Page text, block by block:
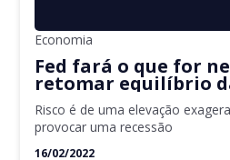
Economia
Fed fará o que for
retomar equilíbrio
diz dirigente
Risco é de uma elevação
provocar uma recessão
16/02/2022